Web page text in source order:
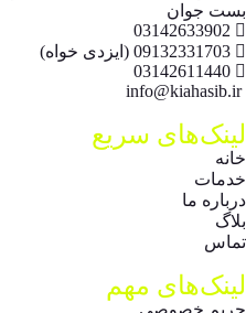
بست جوان
03142633902
09132331703 (ایزدی خواه)
03142611440
info@kiahasib.ir
لینک‌های سریع
خانه
خدمات
درباره ما
بلاگ
تماس
لینک‌های مهم
حریم خصوصی